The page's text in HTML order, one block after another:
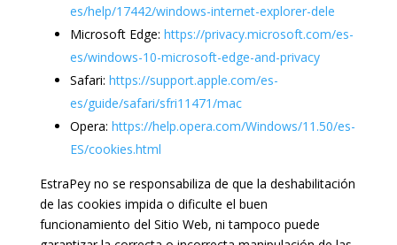
es/help/17442/windows-internet-explorer-dele
Microsoft Edge: https://privacy.microsoft.com/es-
es/windows-10-microsoft-edge-and-privacy
Safari: https://support.apple.com/es-
es/guide/safari/sfri11471/mac
Opera: https://help.opera.com/Windows/11.50/es-
ES/cookies.html
EstraPey no se responsabiliza de que la deshabilitación
de las cookies impida o dificulte el buen
funcionamiento del Sitio Web, ni tampoco puede